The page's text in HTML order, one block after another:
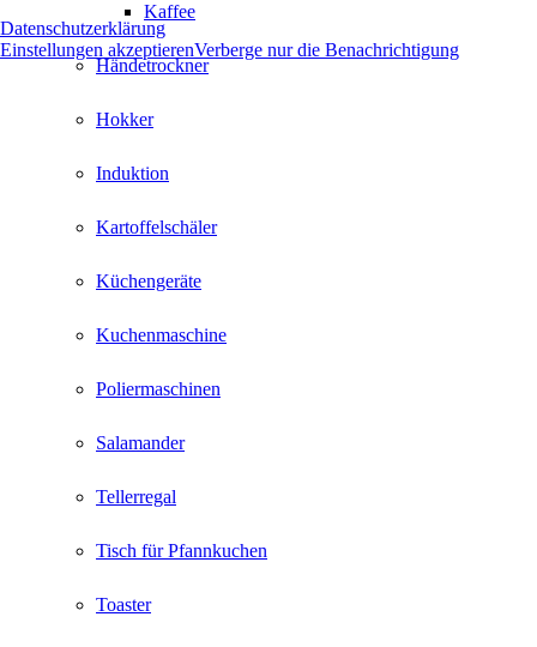
Kaffee
Händetrockner
Hokker
Induktion
Kartoffelschäler
Küchengeräte
Kuchenmaschine
Poliermaschinen
Salamander
Tellerregal
Tisch für Pfannkuchen
Toaster
Datenschutzerklärung
Einstellungen akzeptierenVerberge nur die Benachrichtigung